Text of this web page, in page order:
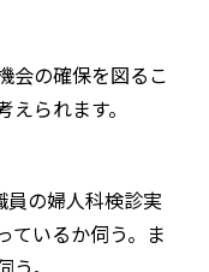
の確保を図るこ
られます。
の婦人科検診実
ているか伺う。ま